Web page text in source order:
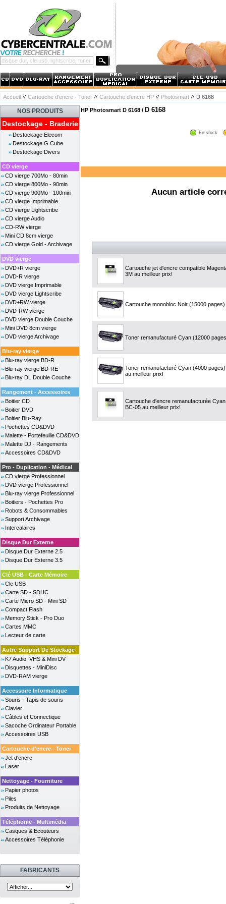
Accueil Cartouche d'encre - Toner Cartouche d'encre HP Photosmart D 6168
NOS PRODUITS
Destockage - Braderie
Destockage Elecom
Destockage G Cube
Destockage Divers
CD vierge
CD vierge 700Mo - 80min
CD vierge 800Mo - 90min
CD vierge 900Mo - 100min
CD vierge Imprimable
CD vierge Lightscribe
CD vierge Audio
CD-RW vierge
Mini CD 8cm vierge
CD vierge Gold - Archivage
DVD vierge
DVD+R vierge
DVD-R vierge
DVD vierge Imprimable
DVD vierge Lightscribe
DVD+RW vierge
DVD-RW vierge
DVD vierge Double Couche
Mini DVD 8cm vierge
DVD vierge Archivage
Blu-ray vierge
Blu-ray vierge BD-R
Blu-ray vierge BD-RE
Blu-ray DL Double Couche
Rangement - Accessoires
Boitier CD
Boitier DVD
Boitier Blu-Ray
Pochettes CD&DVD
Malette - Portefeuille CD&DVD
Malette DJ - Rangements
Accessoires CD&DVD
Pro - Duplication - Médical
CD vierge Professionnel
DVD vierge Professionnel
Blu-ray vierge Professionnel
Boitiers - Pochettes Pro
Robots & Consommables
Support Archivage
Intercalaires
Disque Dur Externe
Disque Dur Externe 2.5
Disque Dur Externe 3.5
Clé USB - Carte Mémoire
Cle USB
Carte SD - SDHC
Carte Micro SD - Mini SD
Compact Flash
Memory Stick - Pro Duo
Cartes MMC
Lecteur de carte
Autre Support De Stockage
K7 Audio, VHS & Mini DV
Disquettes - MiniDisc
DVD-RAM vierge
Accessoire Informatique
Souris - Tapis de souris
Clavier
Câbles et Connectique
Sacoche Ordinateur Portable
Accessoires USB
Cartouche d'encre - Toner
Jet d'encre
Laser
Nettoyage - Fourniture
Papier photos
Piles
Produits de Nettoyage
Téléphonie - Multimédia
Casques & Ecouteurs
Accessoires Téléphonie
FABRICANTS
HP Photosmart D 6168 / D 6168
En stock
Aucun article
Cartouche jet d'encre compatible
3M au meilleur prix!
Cartouche monobloc Noir (15000
Toner remanufacturé Cyan (12000
Toner remanufacturé Cyan (4000
au meilleur prix!
Cartouche d'encre remanufacturée
BC-05 au meilleur prix!